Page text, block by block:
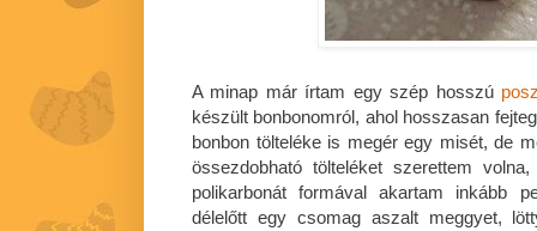
A minap már írtam egy szép hosszú
készült bonbonomról, ahol hosszasan
bonbon tölteléke is megér egy misét, de
össezdobható tölteléket szerettem
polikarbonát formával akartam inkább
délelőtt egy csomag aszalt meggyet,